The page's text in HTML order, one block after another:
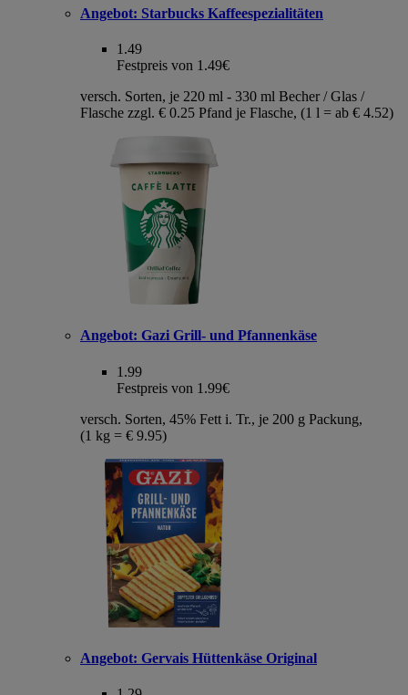
Angebot: Starbucks Kaffeespezialitäten
1.49
Festpreis von 1.49€
versch. Sorten, je 220 ml - 330 ml Becher / Glas /
Flasche zzgl. € 0.25 Pfand je Flasche, (1 l = ab € 4.52)
Angebot: Gazi Grill- und Pfannenkäse
1.99
Festpreis von 1.99€
versch. Sorten, 45% Fett i. Tr., je 200 g Packung,
(1 kg = € 9.95)
Angebot: Gervais Hüttenkäse Original